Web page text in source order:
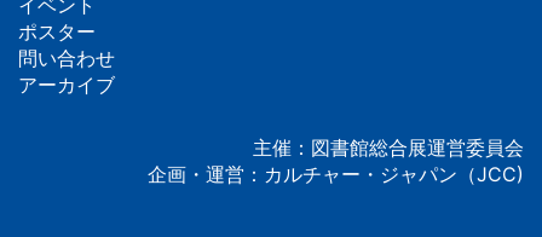
ッ
タ
イベント
ポスター
問い合わせ
アーカイブ
主催：図書館総合展運営委員会
企画・運営：カルチャー・ジャパン（JCC)